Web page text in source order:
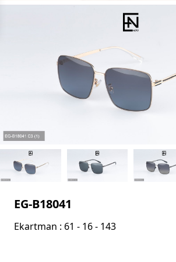
EG-B18041
Ekartman : 61 - 16 - 143